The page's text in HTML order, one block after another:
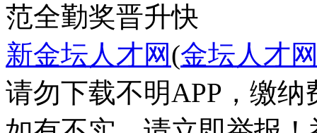
范全勤奖晋升快
新金坛人才网(金坛人才
请勿下载不明APP，缴